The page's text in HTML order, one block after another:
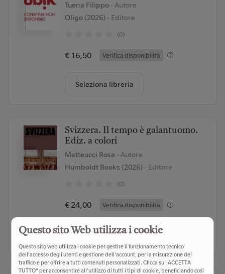
Tuena Filippo - Autore
Oligo (2026)- Editore
(0)
€ 16,50 Verifica disponibilità
Seleziona libreria
Svizzera. Il tempo è galantuomo.
Ediz. a colori
Matteucci Rosa - Autore
Humboldt Books (2026)- Editore
(0)
€ 24,00 Verifica disponibilità
Seleziona libreria
Questo sito Web utilizza i cookie
Questo sito web utilizza i cookie per gestire il funzionamento tecnico
dell'accesso degli utenti e gestione dell'account, per la misurazione del
traffico e per offrire a tutti contenuti personalizzati. Clicca su "ACCETTA
TUTTO" per acconsentire all'utilizzo di tutti i tipi di cookie, beneficiando così